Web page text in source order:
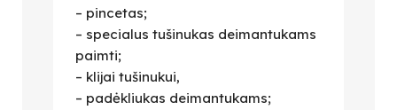
– pincetas;
– specialus tušinukas deimantukams
paimti;
– klijai tušinukui,
– padėkliukas deimantukams;